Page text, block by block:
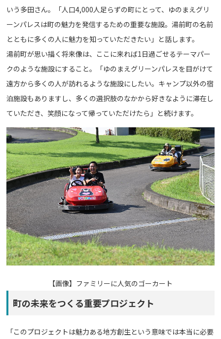
いう多田さん。「人口4,000人足らずの町にとって、ゆのまえグリ
ーンパレスは町の魅力を発信するための重要な施設。湯前町の名前
とともに多くの人に魅力を知っていただきたい」と話します。
湯前町が思い描く将来像は、ここに来れば1日過ごせるテーマパー
クのような施設にすること。「ゆのまえグリーンパレスを目がけて
遠方から多くの人が訪れるような施設にしたい。キャンプ以外の宿
泊施設もありますし、多くの選択肢のなかから好きなように滞在し
ていただき、笑顔になって帰っていただけたら」と続けます。
【画像】 ファミリーに人気のゴーカート
町の未来をつくる重要プロジェクト
「このプロジェクトは魅力ある地方創生という意味では本当に必要